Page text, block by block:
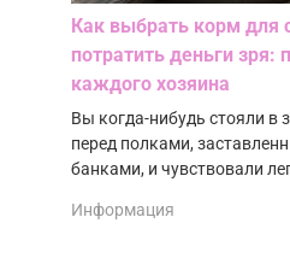
Как выбрать корм для
потратить деньги зря:
каждого хозяина
Вы когда-нибудь стояли в
перед полками,
банками, и чувствовали
Информация